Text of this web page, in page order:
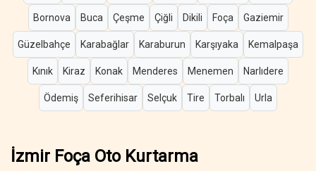
Bornova Buca Çeşme Çiğli Dikili Foça Gaziemir
Güzelbahçe Karabağlar Karaburun Karşıyaka Kemalpaşa
Kınık Kiraz Konak Menderes Menemen Narlıdere
Ödemiş Seferihisar Selçuk Tire Torbalı Urla
İzmir Foça Oto Kurtarma